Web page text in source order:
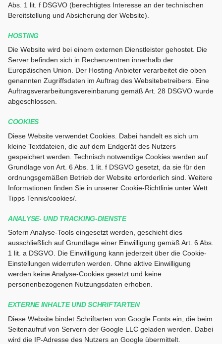
Abs. 1 lit. f DSGVO (berechtigtes Interesse an der technischen
Bereitstellung und Absicherung der Website).
HOSTING
Die Website wird bei einem externen Dienstleister gehostet. Die
Server befinden sich in Rechenzentren innerhalb der
Europäischen Union. Der Hosting-Anbieter verarbeitet die oben
genannten Zugriffsdaten im Auftrag des Websitebetreibers. Eine
Auftragsverarbeitungsvereinbarung gemäß Art. 28 DSGVO wurde
abgeschlossen.
COOKIES
Diese Website verwendet Cookies. Dabei handelt es sich um
kleine Textdateien, die auf dem Endgerät des Nutzers
gespeichert werden. Technisch notwendige Cookies werden auf
Grundlage von Art. 6 Abs. 1 lit. f DSGVO gesetzt, da sie für den
ordnungsgemäßen Betrieb der Website erforderlich sind. Weitere
Informationen finden Sie in unserer Cookie-Richtlinie unter Wett
Tipps Tennis/cookies/.
ANALYSE- UND TRACKING-DIENSTE
Sofern Analyse-Tools eingesetzt werden, geschieht dies
ausschließlich auf Grundlage einer Einwilligung gemäß Art. 6 Abs.
1 lit. a DSGVO. Die Einwilligung kann jederzeit über die Cookie-
Einstellungen widerrufen werden. Ohne aktive Einwilligung
werden keine Analyse-Cookies gesetzt und keine
personenbezogenen Nutzungsdaten erhoben.
EXTERNE INHALTE UND SCHRIFTARTEN
Diese Website bindet Schriftarten von Google Fonts ein, die beim
Seitenaufruf von Servern der Google LLC geladen werden. Dabei
wird die IP-Adresse des Nutzers an Google übermittelt.